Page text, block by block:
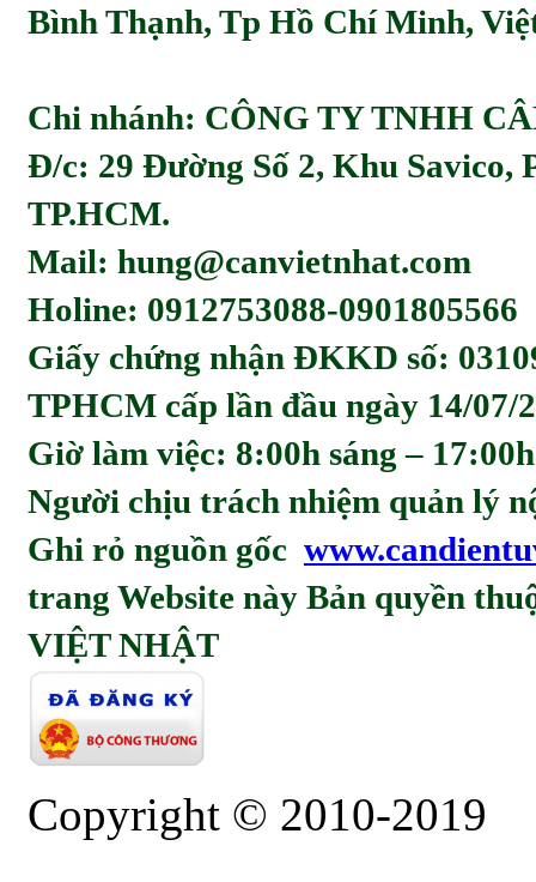
Bình Thạnh, Tp Hồ Chí Minh,
Chi nhánh: CÔNG TY TNHH
Đ/c: 29 Đường Số 2, Khu Savico,
TP.HCM.
Mail: hung@canvietnhat.com
Holine: 0912753088-0901805566
Giấy chứng nhận ĐKKD số:
TPHCM cấp lần đầu ngày 14/07/
Giờ làm việc: 8:00h sáng –
Người chịu trách nhiệm quản lý
Ghi rỏ nguồn gốc
trang Website này Bản quyền
VIỆT NHẬT
Copyright © 2010-2019